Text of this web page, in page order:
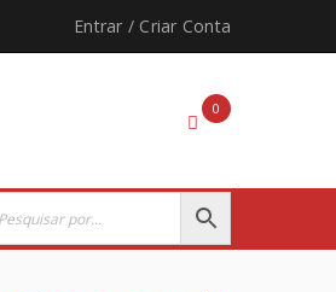
Entrar / Criar Conta
0